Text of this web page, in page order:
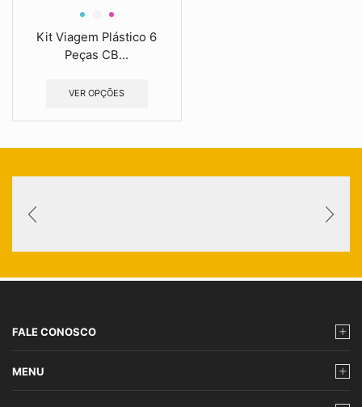
Kit Viagem Plástico 6
Peças CB...
VER OPÇÕES
FALE CONOSCO
MENU